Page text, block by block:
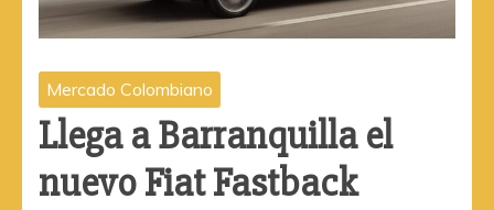
Mercado Colombiano
Llega a Barranquilla el
nuevo Fiat Fastback